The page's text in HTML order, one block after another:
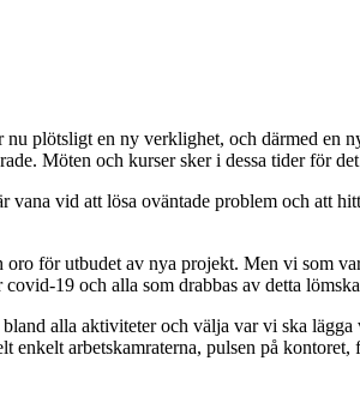
plötsligt en ny verklighet, och därmed en
Möten och kurser sker i dessa tider för
vana vid att lösa oväntade problem och att
för utbudet av nya projekt. Men vi som
19 och alla som drabbas av detta
alla aktiviteter och välja var vi ska
arbetskamraterna, pulsen på